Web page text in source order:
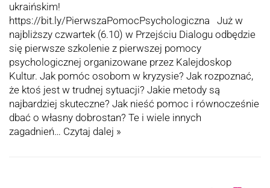
ukraińskim!
https://bit.ly/PierwszaPomocPsychologiczna Już w
najbliższy czwartek (6.10) w Przejściu Dialogu odbędzie
się pierwsze szkolenie z pierwszej pomocy
psychologicznej organizowane przez Kalejdoskop
Kultur. Jak pomóc osobom w kryzysie? Jak rozpoznać,
że ktoś jest w trudnej sytuacji? Jakie metody są
najbardziej skuteczne? Jak nieść pomoc i równocześnie
dbać o własny dobrostan? Te i wiele innych
zagadnień… Czytaj dalej »